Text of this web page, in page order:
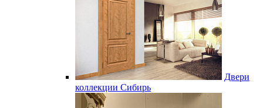
Двери
коллекции Сибирь